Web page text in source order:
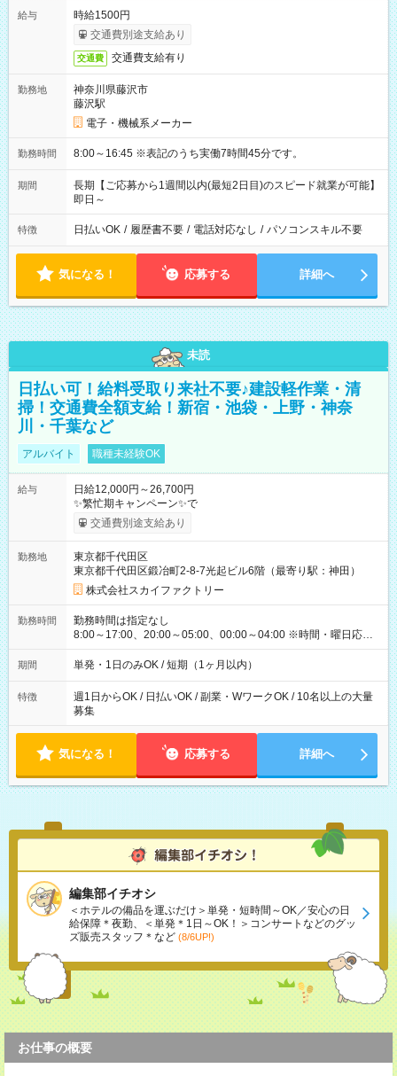
給与
時給1500円
交通費別途支給あり
交通費 交通費支給有り
勤務地
神奈川県藤沢市
藤沢駅
電子・機械系メーカー
勤務時間 8:00～16:45 ※表記のうち実働7時間45分です。
期間
長期【ご応募から1週間以内(最短2日目)のスピード就業が可能】
即日～
特徴 日払いOK / 履歴書不要 / 電話対応なし / パソコンスキル不要
気になる！ 応募する 詳細へ
未読
日払い可！給料受取り来社不要♪建設軽作業・清
掃！交通費全額支給！新宿・池袋・上野・神奈
川・千葉など
アルバイト 職種未経験OK
給与
日給12,000円～26,700円
✨繁忙期キャンペーン✨で
交通費別途支給あり
勤務地
東京都千代田区
東京都千代田区鍛冶町2-8-7光起ビル6階（最寄り駅：神田）
株式会社スカイファクトリー
勤務時間
勤務時間は指定なし
8:00～17:00、20:00～05:00、00:00～04:00 ※時間・曜日応相
談 ※深夜・早朝帯もあり ※週1日、1日4ｈから勤務OK！ もち
ろん週5以上のレギュラーワークも☆ 平日のみ・土日のみも
期間 単発・1日のみOK / 短期（1ヶ月以内）
特徴
週1日からOK / 日払いOK / 副業・WワークOK / 10名以上の大量
募集
気になる！ 応募する 詳細へ
編集部イチオシ
＜ホテルの備品を運ぶだけ＞単発・短時間～OK／安心の日
給保障＊夜勤、＜単発＊1日～OK！＞コンサートなどのグッ
ズ販売スタッフ＊など (8/6UP!)
お仕事の概要